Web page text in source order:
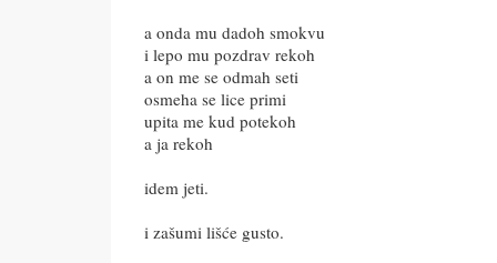
a onda mu dadoh smokvu
i lepo mu pozdrav rekoh
a on me se odmah seti
osmeha se lice primi
upita me kud potekoh
a ja rekoh
idem jeti.
i zašumi lišće gusto.